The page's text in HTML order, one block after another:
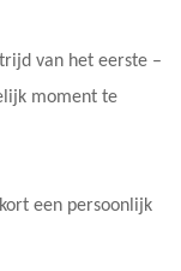
van het eerste –
moment te
een persoonlijk